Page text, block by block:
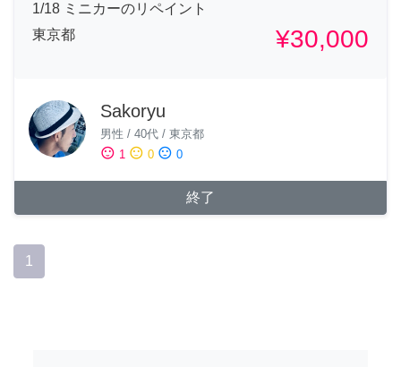
1/18 ミニカーのリペイント
東京都
¥30,000
Sakoryu
男性 / 40代 / 東京都
sentiment_satisfied 1 sentiment_neutral 0 sentiment_dissatisfied 0
終了
1